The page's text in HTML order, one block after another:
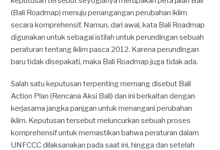
(Bali Roadmap) menuju penangangan perubahan iklim
secara komprehensif. Namun, dari awal, kata Bali Roadmap
digunakan untuk sebagai istilah untuk perundingan sebuah
peraturan tentang iklim pasca 2012. Karena perundingan
baru tidak disepakati, maka Bali Roadmap juga tidak ada.
Salah satu keputusan terpenting memang disebut Bali
Action Plan (Rencana Aksi Bali) dan ini berkaitan dengan
kerjasama jangka panjgan untuk menangani perubahan
iklim. Keputusan tersebut meluncurkan sebuah proses
komprehensif untuk memastikan bahwa peraturan dalam
UNFCCC dilaksanakan pada saat ini, hingga dan setelah